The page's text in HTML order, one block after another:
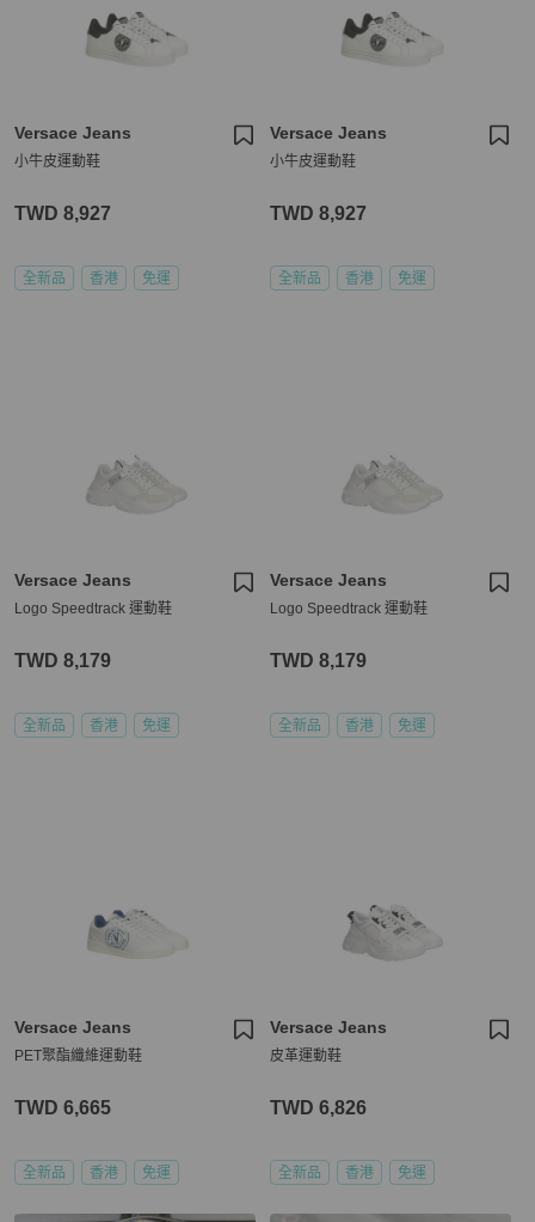
Versace Jeans
小牛皮運動鞋
TWD 8,927
全新品 香港 免運
Versace Jeans
小牛皮運動鞋
TWD 8,927
全新品 香港 免運
Versace Jeans
Logo Speedtrack 運動鞋
TWD 8,179
全新品 香港 免運
Versace Jeans
Logo Speedtrack 運動鞋
TWD 8,179
全新品 香港 免運
Versace Jeans
PET聚酯纖維運動鞋
TWD 6,665
全新品 香港 免運
Versace Jeans
皮革運動鞋
TWD 6,826
全新品 香港 免運